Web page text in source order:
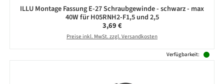
ILLU Montage Fassung E-27 Schraubgewinde - schwarz - max
40W für H05RNH2-F1,5 und 2,5
Regulärer Preis:
3,69 €
Preise inkl. MwSt. zzgl. Versandkosten
Verfügbarkeit: